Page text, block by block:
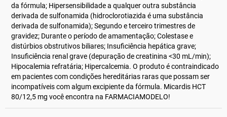
da fórmula; Hipersensibilidade a qualquer outra substância
derivada de sulfonamida (hidroclorotiazida é uma substância
derivada de sulfonamida); Segundo e terceiro trimestres de
gravidez; Durante o período de amamentação; Colestase e
distúrbios obstrutivos biliares; Insuficiência hepática grave;
Insuficiência renal grave (depuração de creatinina <30 mL/min);
Hipocalemia refratária; Hipercalcemia. O produto é contraindicado
em pacientes com condições hereditárias raras que possam ser
incompatíveis com algum excipiente da fórmula. Micardis HCT
80/12,5 mg você encontra na FARMACIAMODELO!